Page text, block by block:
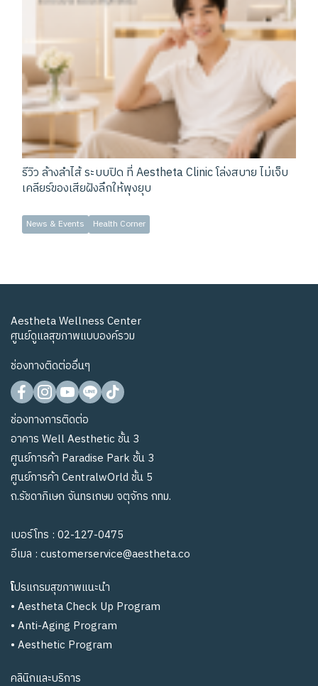
รีวิว ล้างลำไส้ ระบบปิด ที่ Aestheta Clinic โล่งสบาย ไม่เจ็บ
เคลียร์ของเสียฝังลึกให้พุงยุบ
News & Events Health Corner
Aestheta Wellness Center
ศูนย์ดูแลสุขภาพแบบองค์รวม
ช่องทางติดต่ออื่นๆ
ช่องทางการติดต่อ
อาคาร Well Aesthetic ชั้น 3
ศูนย์การค้า Paradise Park ชั้น 3
ศูนย์การค้า CentralwOrld ชั้น 5
ถ.รัชดาภิเษก จันทรเกษม จตุจักร กทม.
เบอร์โทร : 02-127-0475
อีเมล : customerservice@aestheta.co
โปรแกรมสุขภาพแนะนำ
• Aestheta Check Up Program
• Anti-Aging Program
• Aesthetic Program
คลินิกและบริการ